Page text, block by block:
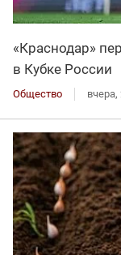
«Краснодар»
в Кубке России
Общество вчера,